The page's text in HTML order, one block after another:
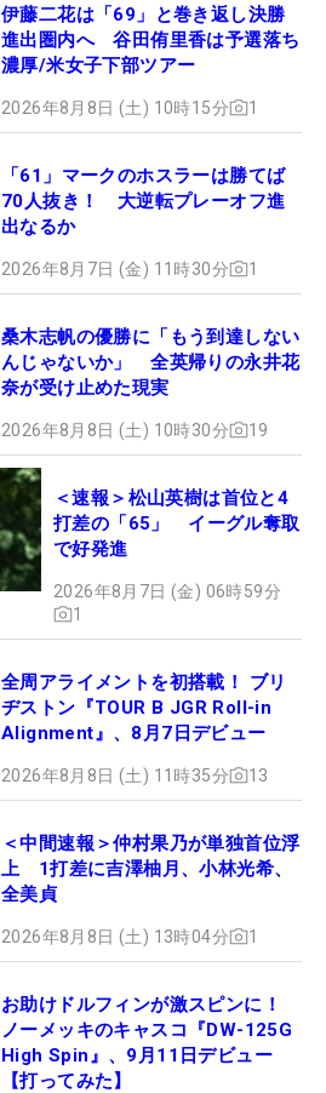
伊藤二花は「69」と巻き返し決勝
進出圏内へ 谷田侑里香は予選落ち
濃厚/米女子下部ツアー
2026年8月8日 (土) 10時15分 1
「61」マークのホスラーは勝てば
70人抜き！ 大逆転プレーオフ進
出なるか
2026年8月7日 (金) 11時30分 1
桑木志帆の優勝に「もう到達しない
んじゃないか」 全英帰りの永井花
奈が受け止めた現実
2026年8月8日 (土) 10時30分 19
＜速報＞松山英樹は首位と4
打差の「65」 イーグル奪取
で好発進
2026年8月7日 (金) 06時59分
1
全周アライメントを初搭載！ ブリ
ヂストン『TOUR B JGR Roll-in
Alignment』、8月7日デビュー
2026年8月8日 (土) 11時35分 13
＜中間速報＞仲村果乃が単独首位浮
上 1打差に吉澤柚月、小林光希、
全美貞
2026年8月8日 (土) 13時04分 1
お助けドルフィンが激スピンに！
ノーメッキのキャスコ『DW-125G
High Spin』、9月11日デビュー
【打ってみた】